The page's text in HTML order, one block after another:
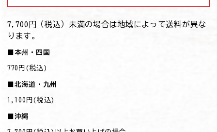
7,700円（税込）未満の場合は地域によって送料が異な
ります。
■本州・四国
770円(税込)
■北海道・九州
1,100円(税込)
■沖縄